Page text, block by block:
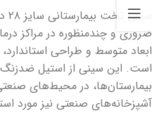
ضروری و چندمنظوره در مراکز
ابعاد متوسط و طراحی
بیمارستان‌ها، در محیط‌های
آشپزخانه‌های صنعتی نیز مورد